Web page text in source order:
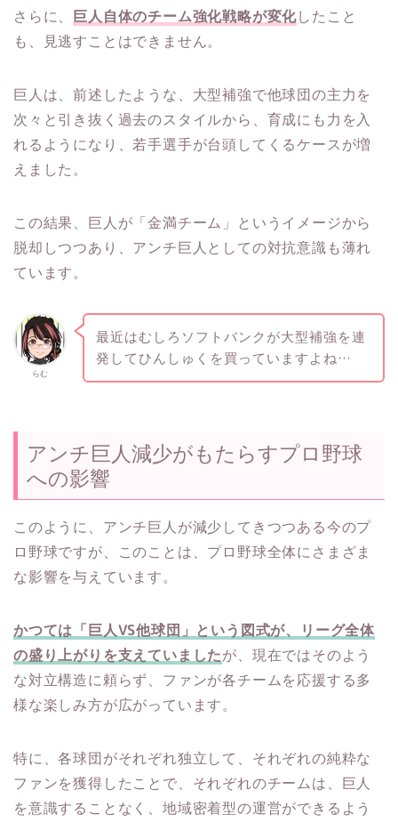
さらに、 巨人自体のチーム強化戦略が変化したこと
も、見逃すことはできません。
巨人は、前述したような、大型補強で他球団の主力を
次々と引き抜く過去のスタイルから、育成にも力を入
れるようになり、若手選手が台頭してくるケースが増
えました。
この結果、巨人が「金満チーム」というイメージから
脱却しつつあり、アンチ巨人としての対抗意識も薄れ
ています。
らむ
最近はむしろソフトバンクが大型補強を連
発してひんしゅくを買っていますよね…
アンチ巨人減少がもたらすプロ野球
への影響
このように、アンチ巨人が減少してきつつある今のプ
ロ野球ですが、このことは、プロ野球全体にさまざま
な影響を与えています。
かつては「巨人VS他球団」という図式が、リーグ全体
の盛り上がりを支えていましたが、現在ではそのよう
な対立構造に頼らず、ファンが各チームを応援する多
様な楽しみ方が広がっています。
特に、各球団がそれぞれ独立して、それぞれの純粋な
ファンを獲得したことで、それぞれのチームは、巨人
を意識することなく、地域密着型の運営ができるよう